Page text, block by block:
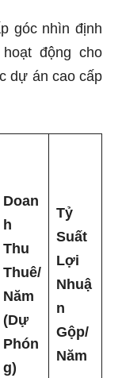
góc nhìn định
động cho
dự án cao cấp
Doan
h
Thu
Thuê/
Năm
(Dự
Phón
g)
Tỷ
Suất
Lợi
Nhuậ
n
Gộp/
Năm